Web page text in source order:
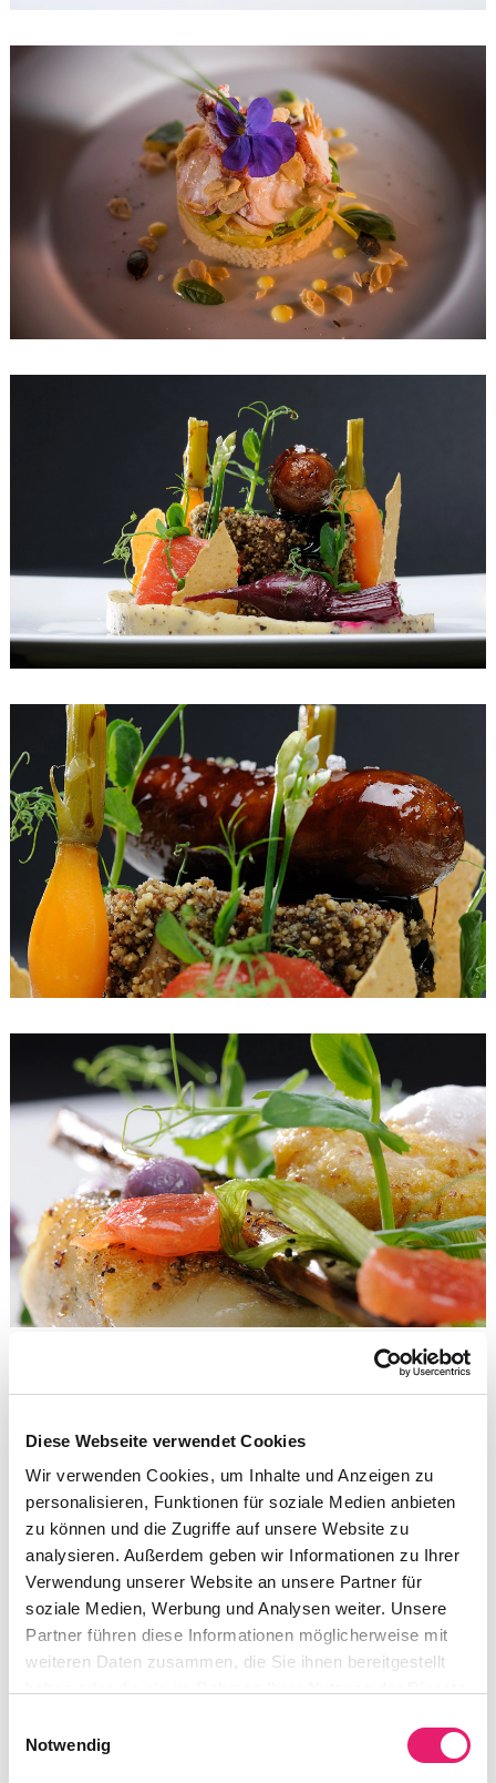
Diese Webseite verwendet Cookies
Wir verwenden Cookies, um Inhalte und Anzeigen zu
personalisieren, Funktionen für soziale Medien anbieten
zu können und die Zugriffe auf unsere Website zu
analysieren. Außerdem geben wir Informationen zu Ihrer
Verwendung unserer Website an unsere Partner für
soziale Medien, Werbung und Analysen weiter. Unsere
Partner führen diese Informationen möglicherweise mit
weiteren Daten zusammen, die Sie ihnen bereitgestellt
Notwendig